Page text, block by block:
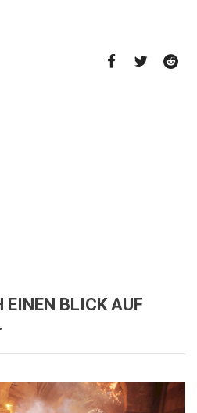
EINEN BLICK AUF